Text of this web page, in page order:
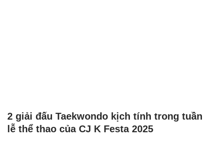
2 giải đấu Taekwondo kịch tính trong tuần
lễ thể thao của CJ K Festa 2025